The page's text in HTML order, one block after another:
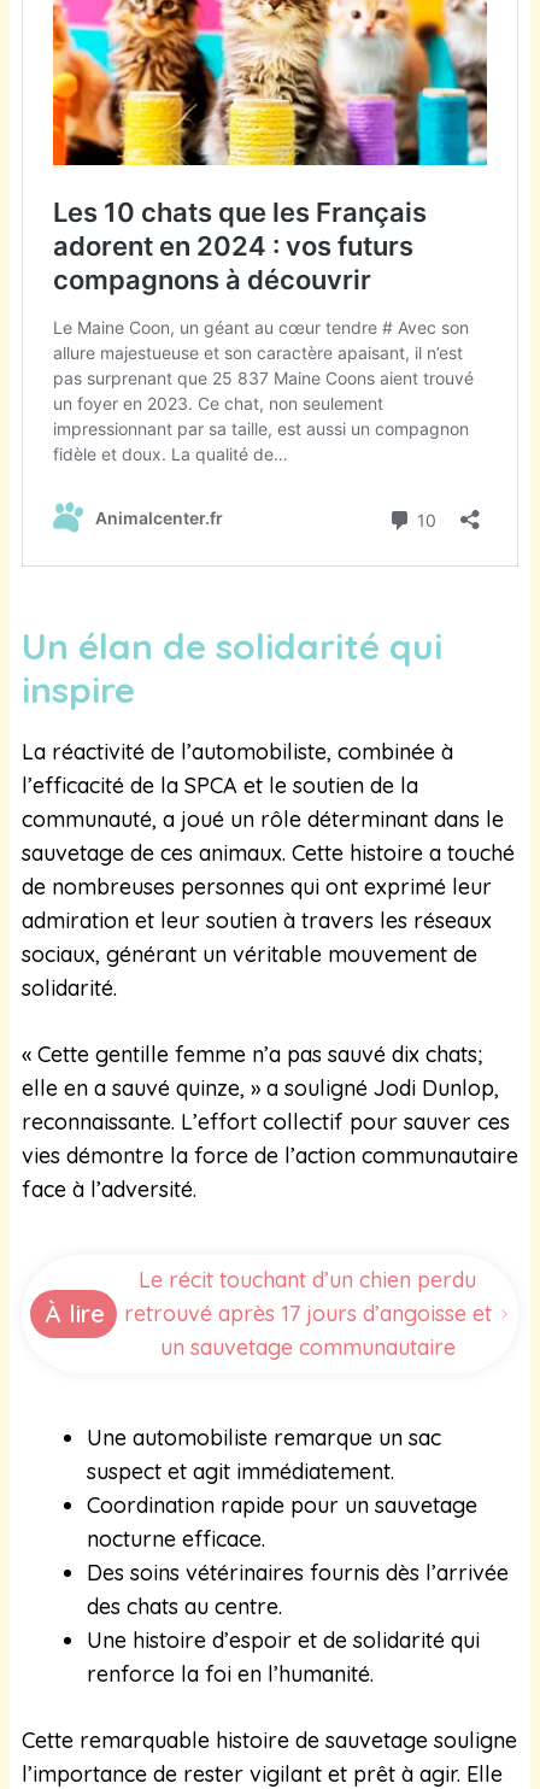
Un élan de solidarité qui
inspire
La réactivité de l’automobiliste, combinée à
l’efficacité de la SPCA et le soutien de la
communauté, a joué un rôle déterminant dans le
sauvetage de ces animaux. Cette histoire a touché
de nombreuses personnes qui ont exprimé leur
admiration et leur soutien à travers les réseaux
sociaux, générant un véritable mouvement de
solidarité.
« Cette gentille femme n’a pas sauvé dix chats;
elle en a sauvé quinze, » a souligné Jodi Dunlop,
reconnaissante. L’effort collectif pour sauver ces
vies démontre la force de l’action communautaire
face à l’adversité.
À lire
Le récit touchant d’un chien perdu
retrouvé après 17 jours d’angoisse et
un sauvetage communautaire
Une automobiliste remarque un sac
suspect et agit immédiatement.
Coordination rapide pour un sauvetage
nocturne efficace.
Des soins vétérinaires fournis dès l’arrivée
des chats au centre.
Une histoire d’espoir et de solidarité qui
renforce la foi en l’humanité.
Cette remarquable histoire de sauvetage souligne
l’importance de rester vigilant et prêt à agir. Elle